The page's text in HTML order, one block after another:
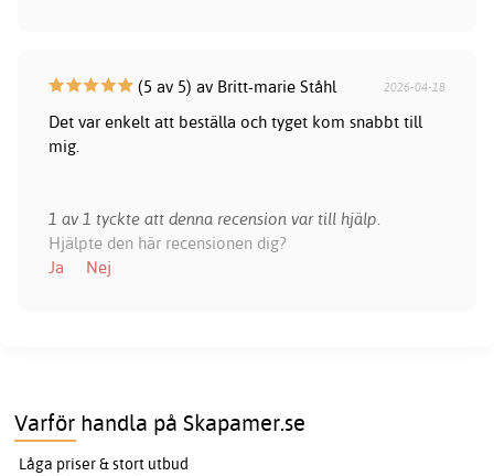
(5 av 5) av Britt-marie Ståhl 2026-04-18
Det var enkelt att beställa och tyget kom snabbt till
mig.
1 av 1 tyckte att denna recension var till hjälp.
Hjälpte den här recensionen dig?
Ja
Nej
Varför handla på Skapamer.se
Låga priser & stort utbud